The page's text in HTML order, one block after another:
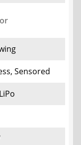
Sensored